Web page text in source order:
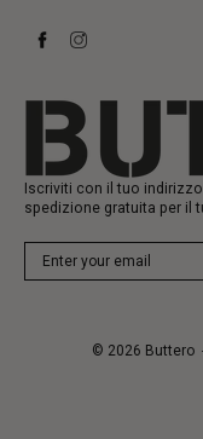
Sneakers
Heritage
Iscriviti con il tuo
spedizione gratuita per il
© 2026 Buttero-